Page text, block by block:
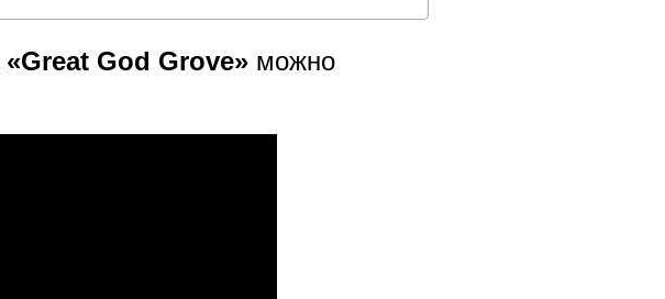
«Great God Grove» можно